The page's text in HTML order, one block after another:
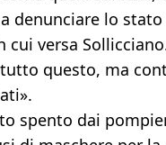
denunciare lo
cui versa
questo, ma
spento dai